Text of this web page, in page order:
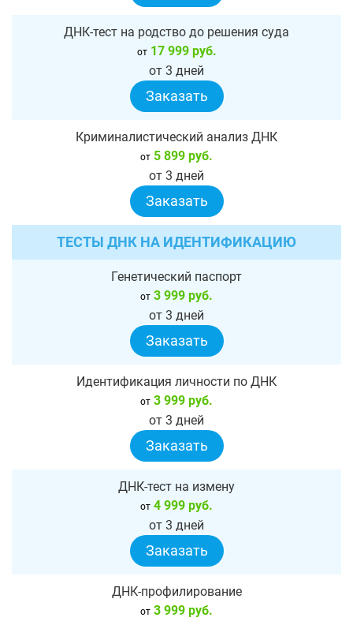
ДНК-тест на родство до решения суда
от17 999 руб.
от 3 дней
Заказать
Криминалистический анализ ДНК
от 5 899 руб.
от 3 дней
Заказать
ТЕСТЫ ДНК НА ИДЕНТИФИКАЦИЮ
Генетический паспорт
от 3 999 руб.
от 3 дней
Заказать
Идентификация личности по ДНК
от 3 999 руб.
от 3 дней
Заказать
ДНК-тест на измену
от 4 999 руб.
от 3 дней
Заказать
ДНК-профилирование
от 3 999 руб.